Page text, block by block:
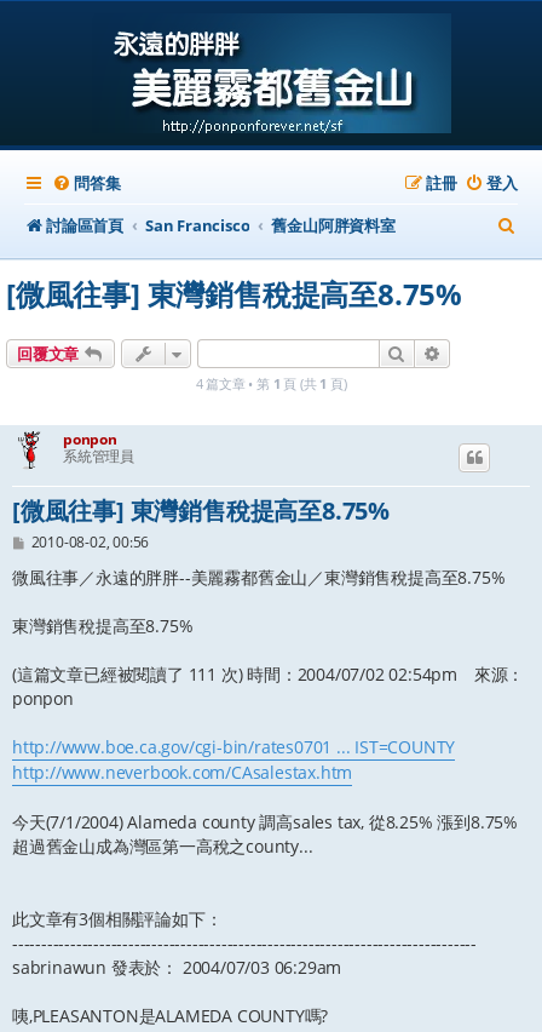
問答集 登入
註冊
討論區首頁
San Francisco 舊金山阿胖資料室
尋
[微風往事] 東灣銷售稅提高至8.75%
回覆文章 搜尋
4 篇文章 • 第 1 頁 (共 1 頁)
ponpon
系統管理員
[微風往事] 東灣銷售稅提高至8.75%
文
2010-08-02, 00:56
微風往事／永遠的胖胖--美麗霧都舊金山／東灣銷售稅提高至8.75%
東灣銷售稅提高至8.75%
(這篇文章已經被閱讀了 111 次) 時間：2004/07/02 02:54pm 來源：
ponpon
http://www.boe.ca.gov/cgi-bin/rates0701 ... IST=COUNTY
http://www.neverbook.com/CAsalestax.htm
今天(7/1/2004) Alameda county 調高sales tax, 從8.25% 漲到8.75%
超過舊金山成為灣區第一高稅之county...
此文章有3個相關評論如下：
--------------------------------------------------------------------------------
sabrinawun 發表於： 2004/07/03 06:29am
咦,PLEASANTON是ALAMEDA COUNTY嗎?